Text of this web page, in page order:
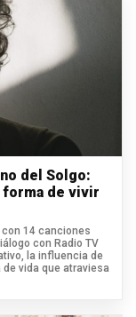
del Solgo:
forma de vivir
14 canciones
con Radio TV
la influencia de
vida que atraviesa